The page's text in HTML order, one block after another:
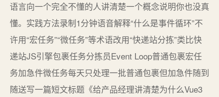
语言向一个完全不懂的人讲清楚一个概念说明你也没真
懂。实践方法录制1分钟语音解释“什么是事件循环”不
许用“宏任务”“微任务”等术语改用“快递站分拣”类比快
递站JS引擎包裹任务分拣员Event Loop普通包裹宏任
务加急件微任务每天只处理一批普通包裹但加急件随到
随送写一篇短文标题《给产品经理讲清楚为什么Vue3